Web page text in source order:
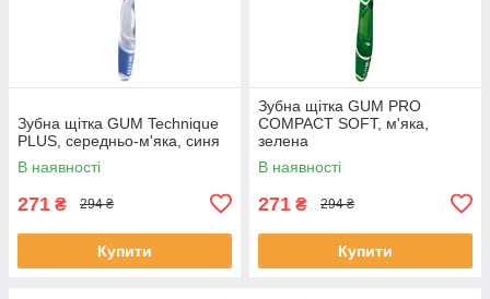
Зубна щітка GUM Technique
PLUS, середньо-м'яка, синя
В наявності
271 ₴ 294 ₴
Купити
Зубна щітка GUM PRO
COMPACT SOFT, м'яка,
зелена
В наявності
271 ₴ 294 ₴
Купити